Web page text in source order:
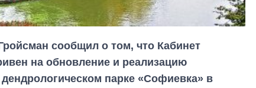
сообщил о том, что Кабинет
на обновление и реализацию
парке «Софиевка» в